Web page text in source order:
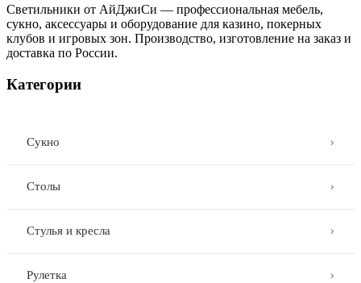
Светильники от АйДжиСи — профессиональная мебель,
сукно, аксессуары и оборудование для казино, покерных
клубов и игровых зон. Производство, изготовление на заказ и
доставка по России.
Категории
Сукно ⌄
Столы ⌄
Стулья и кресла ⌄
Рулетка ⌄